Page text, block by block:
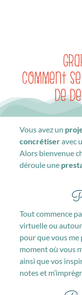
Comment
de
Vous avez un
concrétiseravec
Alors bienvenue
déroule une
Tout commence
virtuelle ou autour
pour que vous me
moment où vous
ainsi que vos
notes et